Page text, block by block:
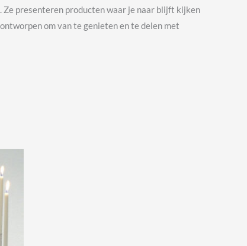
Ze presenteren producten waar je naar blijft kijken
om van te genieten en te delen met